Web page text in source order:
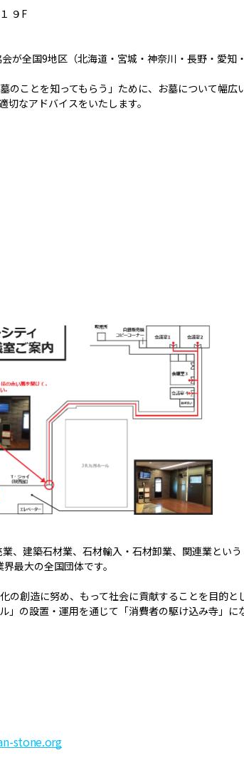
９F
が全国9地区（北海道・宮城・神奈川・長野・愛
ことを知ってもらう」ために、お墓について幅広
なアドバイスをいたします。
、建築石材業、石材輸入・石材卸業、関連業とい
最大の全国団体です。
創造に努め、もって社会に貢献することを目的と
の設置・運用を通じて「消費者の駆け込み寺」に
stone.org